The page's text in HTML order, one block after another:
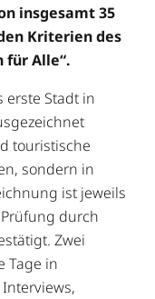
insgesamt 35
Kriterien des
für Alle“.
erste Stadt in
touristische
sondern in
ist jeweils
durch
Zwei
Tage in